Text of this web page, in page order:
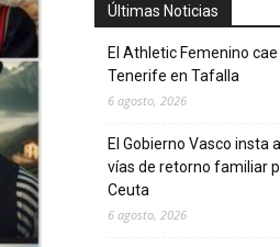
Últimas Noticias
El Athletic Femenino
Tenerife en Tafalla
6 agosto, 2026
El Gobierno Vasco insta
vías de retorno familiar
Ceuta
6 agosto, 2026